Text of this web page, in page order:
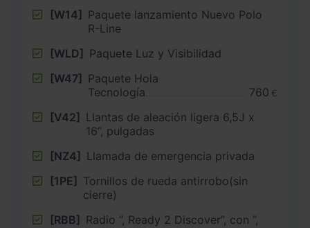
[W14] Paquete lanzamiento Nuevo Polo
R-Line
[WLD] Paquete Luz y Visibilidad
[W47] Paquete Hola
Tecnología
760 €
[V42] Llantas de aleación ligera 6,5J x
16”, pulgadas
[NZ4] Llamada de emergencia privada
[1PE] Tornillos de rueda antirrobo(sin
cierre)
[RBB] Radio ”, Ready 2 Discover”, con ”,